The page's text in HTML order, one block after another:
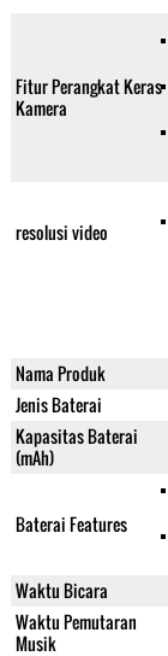
Fitur Perangkat Keras
Kamera
resolusi video
Nama Produk
Jenis Baterai
Kapasitas Baterai
(mAh)
Baterai Features
Waktu Bicara
Waktu Pemutaran
Musik